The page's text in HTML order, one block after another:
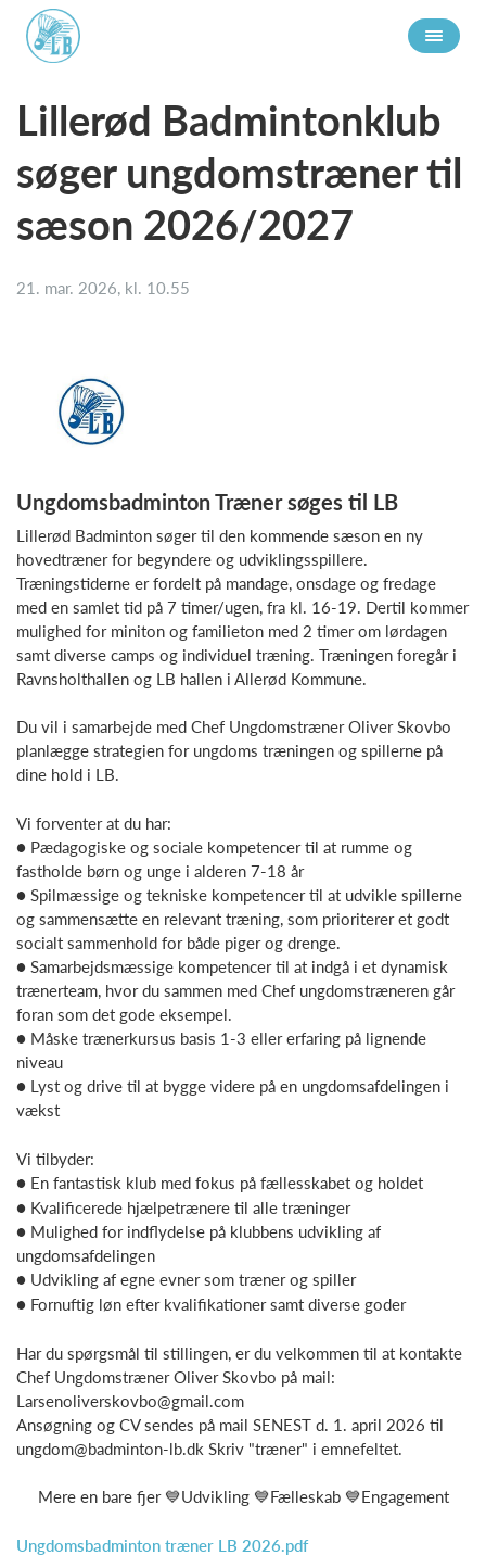
Lillerød Badmintonklub
søger ungdomstræner til
sæson 2026/2027
21. mar. 2026, kl. 10.55
Ungdomsbadminton Træner søges til LB
Lillerød Badminton søger til den kommende sæson en ny
hovedtræner for begyndere og udviklingsspillere.
Træningstiderne er fordelt på mandage, onsdage og fredage
med en samlet tid på 7 timer/ugen, fra kl. 16-19. Dertil kommer
mulighed for miniton og familieton med 2 timer om lørdagen
samt diverse camps og individuel træning. Træningen foregår i
Ravnsholthallen og LB hallen i Allerød Kommune.
Du vil i samarbejde med Chef Ungdomstræner Oliver Skovbo
planlægge strategien for ungdoms træningen og spillerne på
dine hold i LB.
Vi forventer at du har:
● Pædagogiske og sociale kompetencer til at rumme og
fastholde børn og unge i alderen 7-18 år
● Spilmæssige og tekniske kompetencer til at udvikle spillerne
og sammensætte en relevant træning, som prioriterer et godt
socialt sammenhold for både piger og drenge.
● Samarbejdsmæssige kompetencer til at indgå i et dynamisk
trænerteam, hvor du sammen med Chef ungdomstræneren går
foran som det gode eksempel.
● Måske trænerkursus basis 1-3 eller erfaring på lignende
niveau
● Lyst og drive til at bygge videre på en ungdomsafdelingen i
vækst
Vi tilbyder:
● En fantastisk klub med fokus på fællesskabet og holdet
● Kvalificerede hjælpetrænere til alle træninger
● Mulighed for indflydelse på klubbens udvikling af
ungdomsafdelingen
● Udvikling af egne evner som træner og spiller
● Fornuftig løn efter kvalifikationer samt diverse goder
Har du spørgsmål til stillingen, er du velkommen til at kontakte
Chef Ungdomstræner Oliver Skovbo på mail:
Larsenoliverskovbo@gmail.com
Ansøgning og CV sendes på mail SENEST d. 1. april 2026 til
ungdom@badminton-lb.dk Skriv "træner" i emnefeltet.
Mere en bare fjer 💙Udvikling 💙Fælleskab 💙Engagement
Ungdomsbadminton træner LB 2026.pdf